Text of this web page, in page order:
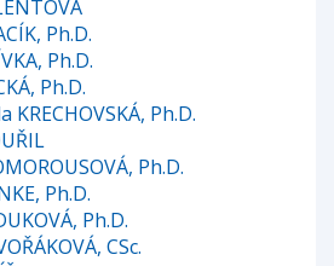
Ph.D.
Ph.D.
Ph.D.
KRECHOVSKÁ, Ph.D.
Ph.D.
Ph.D.
Ph.D.
CSc.